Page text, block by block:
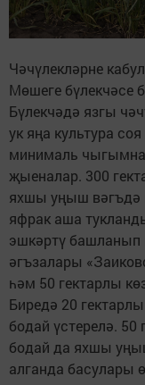
Чәчүлекләрне
Мөшеге бүлекчәсе
Бүлекчәдә язгы
ук яңа культура
минималь
җыеналар. 300
яхшы уңыш вәгъдә
яфрак аша
эшкәртү башланып
әгъзалары
һәм 50 гектарлы
Биредә 20
бодай үстерелә. 50
бодай да яхшы
алганда басулары